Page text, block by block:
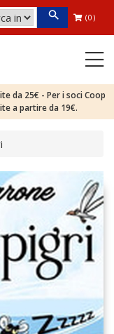
(0)
da 25€ - Per i soci Coop
a partire da 19€.